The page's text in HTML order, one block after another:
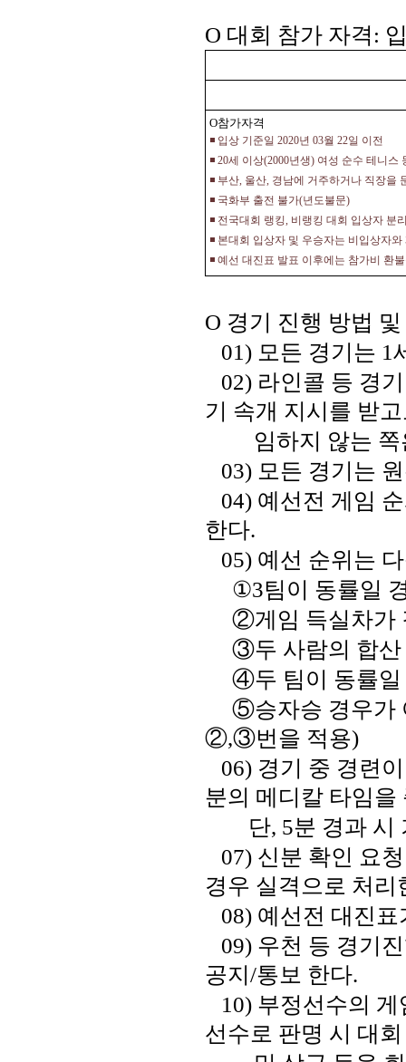
O 대회 참가 자격:
O참가자격
◾ 입상 기준일 2020년 03월 22일 이전
◾ 20세 이상(2000년생) 여성 순수 테니스
◾ 부산, 울산, 경남에 거주하거나 직장을
◾ 국화부 출전 불가(년도불문)
◾ 전국대회 랭킹, 비랭킹 대회 입상자 분
◾ 본대회 입상자 및 우승자는 비입상자와
◾ 예선 대진표 발표 이후에는 참가비 환
O 경기 진행 방법
01) 모든 경기는 1
02) 라인콜 등 경
기 속개 지시를 받
임하지 않는 쪽
03) 모든 경기는
04) 예선전 게임
한다.
05) 예선 순위는
①3팀이 동률일
②게임 득실차가
③두 사람의 합
④두 팀이 동률
⑤승자승 경우가
②,③번을 적용)
06) 경기 중 경련
분의 메디칼 타임을
단, 5분 경과 시
07) 신분 확인 요
경우 실격으로 처리
08) 예선전 대진
09) 우천 등 경기
공지/통보 한다.
10) 부정선수의
선수로 판명 시 대